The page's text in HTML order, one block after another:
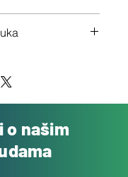
o našim